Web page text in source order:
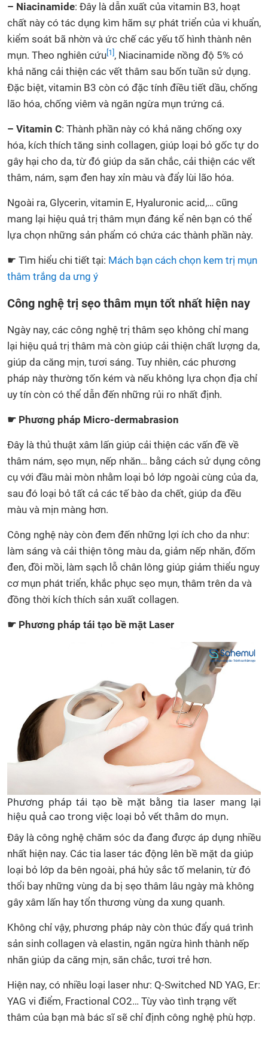
– Niacinamide: Đây là dẫn xuất của vitamin B3, hoạt
chất này có tác dụng kìm hãm sự phát triển của vi khuẩn,
kiểm soát bã nhờn và ức chế các yếu tố hình thành nên
mụn. Theo nghiên cứu [1] , Niacinamide nồng độ 5% có
khả năng cải thiện các vết thâm sau bốn tuần sử dụng.
Đặc biệt, vitamin B3 còn có đặc tính điều tiết dầu, chống
lão hóa, chống viêm và ngăn ngừa mụn trứng cá.
– Vitamin C: Thành phần này có khả năng chống oxy
hóa, kích thích tăng sinh collagen, giúp loại bỏ gốc tự do
gây hại cho da, từ đó giúp da săn chắc, cải thiện các vết
thâm, nám, sạm đen hay xỉn màu và đẩy lùi lão hóa.
Ngoài ra, Glycerin, vitamin E, Hyaluronic acid,… cũng
mang lại hiệu quả trị thâm mụn đáng kể nên bạn có thể
lựa chọn những sản phẩm có chứa các thành phần này.
☛ Tìm hiểu chi tiết tại: Mách bạn cách chọn kem trị mụn
thâm trắng da ưng ý
Công nghệ trị sẹo thâm mụn tốt nhất hiện nay
Ngày nay, các công nghệ trị thâm sẹo không chỉ mang
lại hiệu quả trị thâm mà còn giúp cải thiện chất lượng da,
giúp da căng mịn, tươi sáng. Tuy nhiên, các phương
pháp này thường tốn kém và nếu không lựa chọn địa chỉ
uy tín còn có thể dẫn đến những rủi ro nhất định.
☛ Phương pháp Micro-dermabrasion
Đây là thủ thuật xâm lấn giúp cải thiện các vấn đề về
thâm nám, sẹo mụn, nếp nhăn… bằng cách sử dụng công
cụ với đầu mài mòn nhằm loại bỏ lớp ngoài cùng của da,
sau đó loại bỏ tất cả các tế bào da chết, giúp da đều
màu và mịn màng hơn.
Công nghệ này còn đem đến những lợi ích cho da như:
làm sáng và cải thiện tông màu da, giảm nếp nhăn, đốm
đen, đồi mồi, làm sạch lỗ chân lông giúp giảm thiểu nguy
cơ mụn phát triển, khắc phục sẹo mụn, thâm trên da và
đồng thời kích thích sản xuất collagen.
☛ Phương pháp tái tạo bề mặt Laser
Phương pháp tái tạo bề mặt bằng tia laser mang lại
hiệu quả cao trong việc loại bỏ vết thâm do mụn.
Đây là công nghệ chăm sóc da đang được áp dụng nhiều
nhất hiện nay. Các tia laser tác động lên bề mặt da giúp
loại bỏ lớp da bên ngoài, phá hủy sắc tố melanin, từ đó
thổi bay những vùng da bị sẹo thâm lâu ngày mà không
gây xâm lấn hay tổn thương vùng da xung quanh.
Không chỉ vậy, phương pháp này còn thúc đẩy quá trình
sản sinh collagen và elastin, ngăn ngừa hình thành nếp
nhăn giúp da căng mịn, săn chắc, tươi trẻ hơn.
Hiện nay, có nhiều loại laser như: Q-Switched ND YAG, Er:
YAG vi điểm, Fractional CO2… Tùy vào tình trạng vết
thâm của bạn mà bác sĩ sẽ chỉ định công nghệ phù hợp.